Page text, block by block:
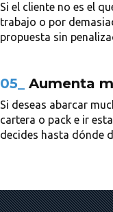
Si el cliente no es el
trabajo o por
propuesta sin
05_ Aumenta
Si deseas abarcar
cartera o pack e ir
decides hasta dónde